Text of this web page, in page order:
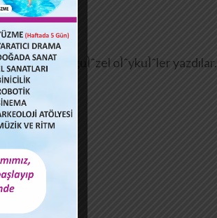
birbirinden guÌˆzel oÌˆykuÌˆler yazdılar.